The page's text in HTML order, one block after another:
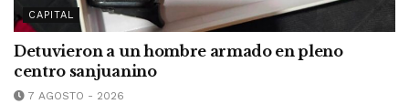
CAPITAL
Detuvieron a un hombre armado en pleno
centro sanjuanino
7 AGOSTO - 2026